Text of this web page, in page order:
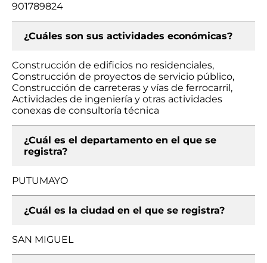
901789824
¿Cuáles son sus actividades económicas?
Construcción de edificios no residenciales,
Construcción de proyectos de servicio público,
Construcción de carreteras y vías de ferrocarril,
Actividades de ingeniería y otras actividades
conexas de consultoría técnica
¿Cuál es el departamento en el que se
registra?
PUTUMAYO
¿Cuál es la ciudad en el que se registra?
SAN MIGUEL